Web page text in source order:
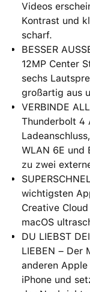
Videos
Kontrast und
scharf.
BESSER
12MP Center
sechs
großartig aus
VERBINDE
Thunderbolt 4
WLAN 6E
zu zwei
wichtigsten
Creative
macOS
DU LIEBST
LIEBEN – Der
anderen
iPhone und